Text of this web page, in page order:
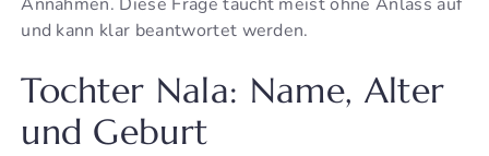
und kann klar beantwortet werden.
Tochter Nala: Name, Alter
und Geburt